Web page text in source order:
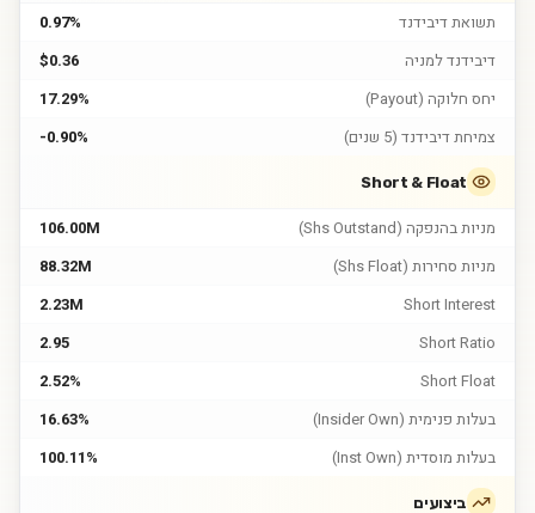
תשואת דיבידנד
0.97%
דיבידנד למניה
$0.36
יחס חלוקה (Payout)
17.29%
צמיחת דיבידנד (5 שנים)
-0.90%
Short & Float
מניות בהנפקה (Shs Outstand)
106.00M
מניות סחירות (Shs Float)
88.32M
Short Interest
2.23M
Short Ratio
2.95
Short Float
2.52%
בעלות פנימית (Insider Own)
16.63%
בעלות מוסדית (Inst Own)
100.11%
ביצועים